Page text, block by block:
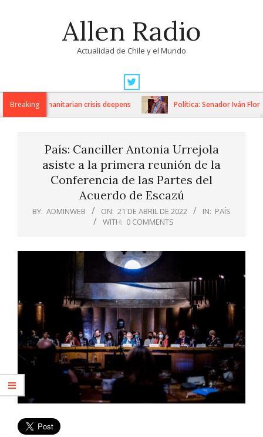
Allen Radio
Actualidad de Chile y el Mundo
Navigation
MenuBreaking
as humanitarian crisis deepens Política: Senador Iván
País: Canciller Antonia Urrejola
asiste a la primera reunión de la
Conferencia de las Partes del
Acuerdo de Escazú
BY: ADMINWEB ON: 21 DE ABRIL DE 2022 IN: PAÍS
WITH: 0 COMMENTS